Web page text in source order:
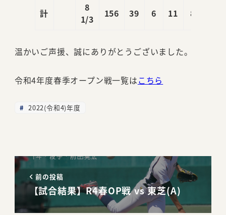
計
8
1/3
156 39 6 11 8
温かいご声援、誠にありがとうございました。
令和4年度春季オープン戦一覧はこちら
2022(令和4)年度
前の投稿
【試合結果】R4春OP戦 vs 東芝(A)